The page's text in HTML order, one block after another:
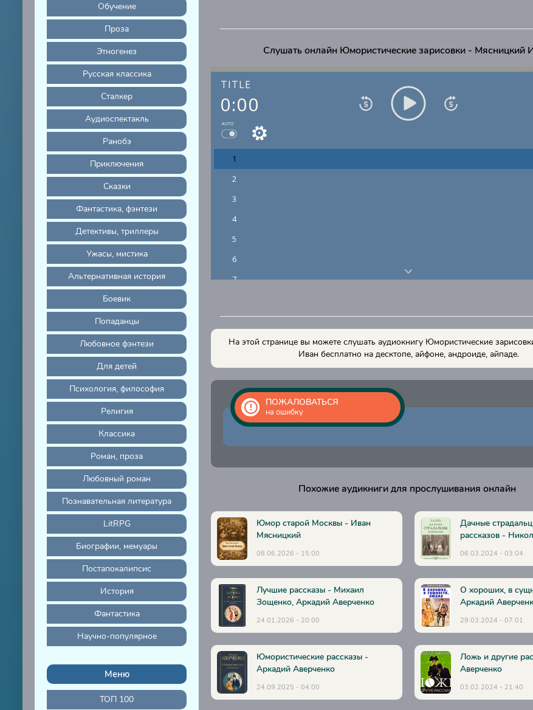
Обучение
Проза
Этногенез
Русская классика
Сталкер
Аудиоспектакль
Ранобэ
Приключения
Сказки
Фантастика, фэнтези
Детективы, триллеры
Ужасы, мистика
Альтернативная история
Боевик
Попаданцы
Любовное фэнтези
Для детей
Психология, философия
Религия
Классика
Роман, проза
Любовный роман
Познавательная литература
LitRPG
Биографии, мемуары
Постапокалипсис
История
Фантастика
Научно-популярное
Меню
ТОП 100
Слушать онлайн Юмористические зарисовки - Мясницкий
TITLE
0:00
AUTO
1
2
3
4
5
6
7
На этой странице вы можете слушать аудиокнигу Юмористические
Иван бесплатно на десктопе, айфоне, андроиде, айпаде.
ПОЖАЛОВАТЬСЯ
на ошибку
Похожие аудикниги для прослушивания онлайн
Юмор старой Москвы - Иван
Мясницкий
08.06.2026 - 15:00
Дачные
рассказов -
06.03.2024 - 03:04
Лучшие рассказы - Михаил
Зощенко, Аркадий Аверченко
24.01.2026 - 20:00
О хороших, в
Аркадий
29.03.2024 - 07:01
Юмористические рассказы -
Аркадий Аверченко
24.09.2025 - 04:00
Ложь и другие
Аверченко
03.02.2024 - 21:40